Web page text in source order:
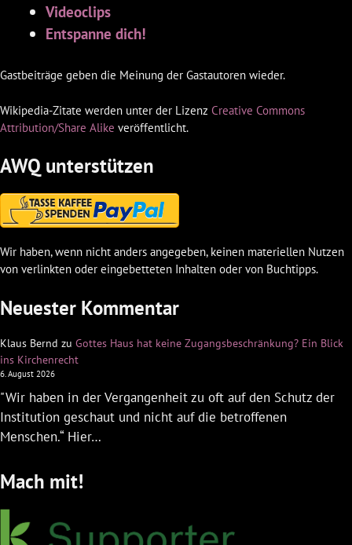
Videoclips
Entspanne dich!
Gastbeiträge geben die Meinung der Gastautoren wieder.
Wikipedia-Zitate werden unter der Lizenz Creative Commons
Attribution/Share Alike veröffentlicht.
AWQ unterstützen
Wir haben, wenn nicht anders angegeben, keinen materiellen Nutzen
von verlinkten oder eingebetteten Inhalten oder von Buchtipps.
Neuester Kommentar
Klaus Bernd zu Gottes Haus hat keine Zugangsbeschränkung? Ein Blick
ins Kirchenrecht
6. August 2026
"Wir haben in der Vergangenheit zu oft auf den Schutz der
Institution geschaut und nicht auf die betroffenen
Menschen.“ Hier…
Mach mit!